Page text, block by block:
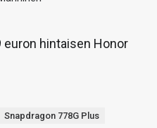
hintaisen Honor
Snapdragon 778G Plus